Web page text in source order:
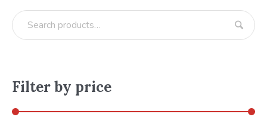
Filter by price